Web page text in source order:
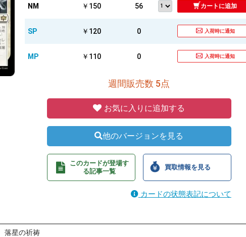
NM ￥150 56 カートに追加
SP ￥120 0 入荷時に通知
MP ￥110 0 入荷時に通知
週間販売数 5点
お気に入りに追加する
他のバージョンを見る
このカードが登場す
る記事一覧
買取情報を見る
カードの状態表記について
落星の祈祷